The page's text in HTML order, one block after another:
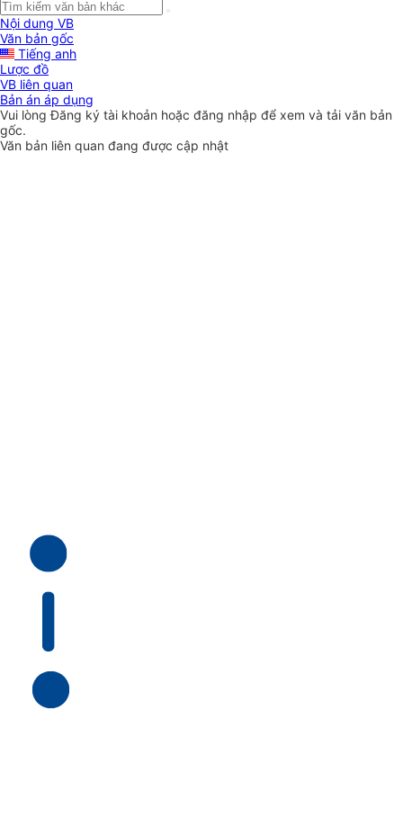
Nội dung VB
Văn bản gốc
Tiếng anh
Lược đồ
VB liên quan
Bản án áp dụng
Vui lòngĐăng ký tài khoản hoặc đăng nhập để xem và tải văn bản
gốc.
Văn bản liên quan đang được cập nhật